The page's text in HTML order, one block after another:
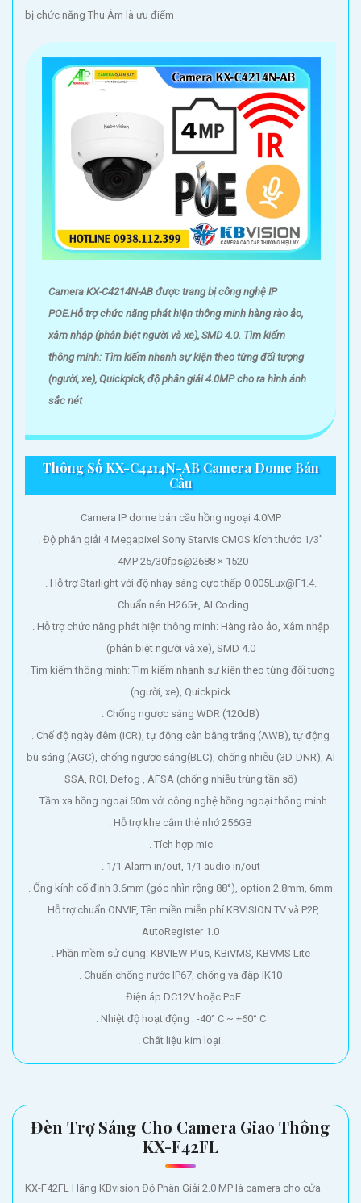
bị chức năng Thu Âm là ưu điểm
Camera KX-C4214N-AB được trang bị công nghệ IP
POE.Hỗ trợ chức năng phát hiện thông minh hàng rào ảo,
xâm nhập (phân biệt người và xe), SMD 4.0. Tìm kiếm
thông minh: Tìm kiếm nhanh sự kiện theo từng đối tượng
(người, xe), Quickpick, độ phân giải 4.0MP cho ra hình ảnh
sắc nét
Thông Số KX-C4214N-AB Camera Dome Bán
Cầu
Camera IP dome bán cầu hồng ngoại 4.0MP
. Độ phân giải 4 Megapixel Sony Starvis CMOS kích thước 1/3”
. 4MP 25/30fps@2688 × 1520
. Hỗ trợ Starlight với độ nhạy sáng cực thấp 0.005Lux@F1.4.
. Chuẩn nén H265+, AI Coding
. Hỗ trợ chức năng phát hiện thông minh: Hàng rào ảo, Xâm nhập
(phân biệt người và xe), SMD 4.0
. Tìm kiếm thông minh: Tìm kiếm nhanh sự kiện theo từng đối tượng
(người, xe), Quickpick
. Chống ngược sáng WDR (120dB)
. Chế độ ngày đêm (ICR), tự động cân bằng trắng (AWB), tự động
bù sáng (AGC), chống ngược sáng(BLC), chống nhiễu (3D-DNR), AI
SSA, ROI, Defog , AFSA (chống nhiễu trùng tần số)
. Tầm xa hồng ngoại 50m với công nghệ hồng ngoại thông minh
. Hỗ trợ khe cắm thẻ nhớ 256GB
. Tích hợp mic
. 1/1 Alarm in/out, 1/1 audio in/out
. Ống kính cố định 3.6mm (góc nhìn rộng 88°), option 2.8mm, 6mm
. Hỗ trợ chuẩn ONVIF, Tên miền miễn phí KBVISION.TV và P2P,
AutoRegister 1.0
. Phần mềm sử dụng: KBVIEW Plus, KBiVMS, KBVMS Lite
. Chuẩn chống nước IP67, chống va đập IK10
. Điện áp DC12V hoặc PoE
. Nhiệt độ hoạt động : -40° C ~ +60° C
. Chất liệu kim loại.
Đèn Trợ Sáng Cho Camera Giao Thông
KX-F42FL
KX-F42FL Hãng KBvision Độ Phân Giải 2.0 MP là camera cho cửa